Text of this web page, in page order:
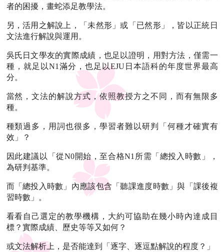
者的困擾，畫蛇添足教學法。
另，活用之解說上，「未然形」或「已然形」，皆以正統日
文法進行解說與運用。
吳氏日文學友的實際成績，也足以證明，用對方法，僅需一
種，就足以N1滿分，也足以EJU日本語科的年度世界最高
分。
當然，文法的解說方式，依照教授方之不同，而有無限多
種。
種類過多，用詞也很多，學習者難以研判「何種才確實有
效」？
因此建議以「從N0開始，至合格N1所需「總投入時數」，
為研判基準。
而「總投入時數」內應該包含「聽課進度時數」與「課後複
習時數」。
看看自己選定的教學機構，大約可協助在幾小時內達成目
標？實際成績、歷史等等又如何？
或文法解析上，是否能達到「逐字、逐逗點解說的程度？」